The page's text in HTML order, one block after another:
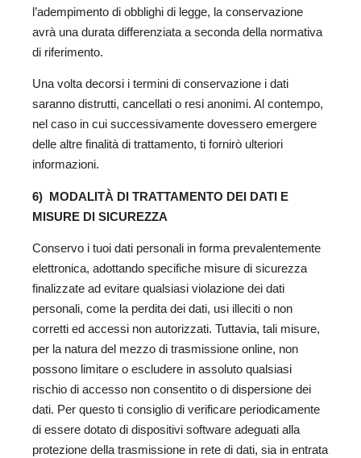
l’adempimento di obblighi di legge, la conservazione
avrà una durata differenziata a seconda della normativa
di riferimento.
Una volta decorsi i termini di conservazione i dati
saranno distrutti, cancellati o resi anonimi. Al contempo,
nel caso in cui successivamente dovessero emergere
delle altre finalità di trattamento, ti fornirò ulteriori
informazioni.
6) MODALITÀ DI TRATTAMENTO DEI DATI E
MISURE DI SICUREZZA
Conservo i tuoi dati personali in forma prevalentemente
elettronica, adottando specifiche misure di sicurezza
finalizzate ad evitare qualsiasi violazione dei dati
personali, come la perdita dei dati, usi illeciti o non
corretti ed accessi non autorizzati. Tuttavia, tali misure,
per la natura del mezzo di trasmissione online, non
possono limitare o escludere in assoluto qualsiasi
rischio di accesso non consentito o di dispersione dei
dati. Per questo ti consiglio di verificare periodicamente
di essere dotato di dispositivi software adeguati alla
protezione della trasmissione in rete di dati, sia in entrata